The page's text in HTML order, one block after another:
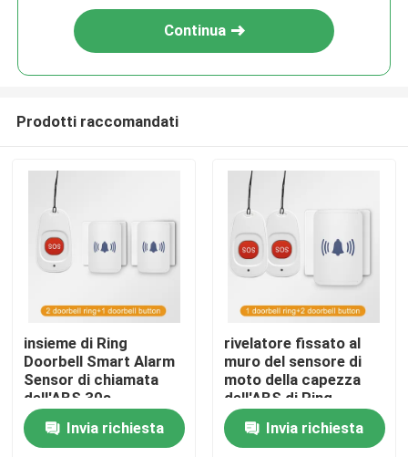
Prodotti
Circa noi
Continua
Prodotti raccomandati
insieme di Ring
Doorbell Smart Alarm
Sensor di chiamata
dell'ABS 30s
Invia richiesta
rivelatore fissato al
muro del sensore di
moto della capezza
dell'ABS di Ring
Doorbell di chiamata
10m
Invia richiesta